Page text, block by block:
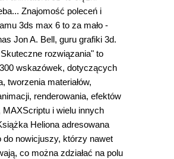
Znajomość poleceń i
3ds max 6 to za mało -
Jon A. Bell, guru grafiki 3d.
rozwiązania" to
wskazówek, dotyczących
tworzenia materiałów,
renderowania, efektów
MAXScriptu i wielu innych
Heliona adresowana
do nowicjuszy, którzy nawet
co można zdziałać na polu